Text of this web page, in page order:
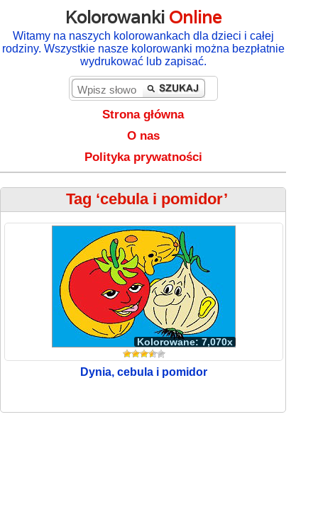
Kolorowanki Online
Witamy na naszych kolorowankach dla dzieci i całej
rodziny. Wszystkie nasze kolorowanki można bezpłatnie
wydrukować lub zapisać.
Strona główna
O nas
Polityka prywatności
Tag ‘cebula i pomidor’
Kolorowane: 7,070x
Dynia, cebula i pomidor